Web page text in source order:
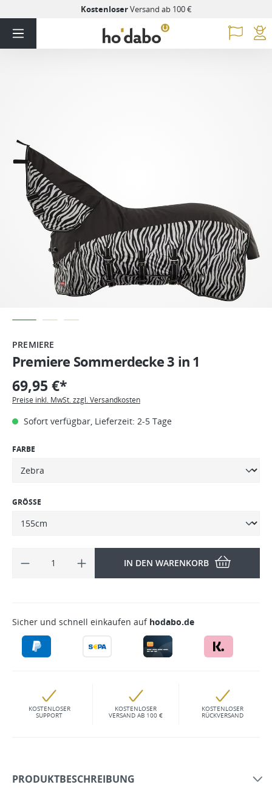
KostenloserVersand ab 100 €
PREMIERE
Premiere Sommerdecke 3 in 1
69,95 €*
Preise inkl. MwSt. zzgl. Versandkosten
Sofort verfügbar, Lieferzeit: 2-5 Tage
FARBE
GRÖSSE
IN DEN WARENKORB
Sicher und schnell einkaufen auf hodabo.de
KOSTENLOSER
SUPPORT
KOSTENLOSER
VERSAND AB 100 €
KOSTENLOSER
RÜCKVERSAND
PRODUKTBESCHREIBUNG